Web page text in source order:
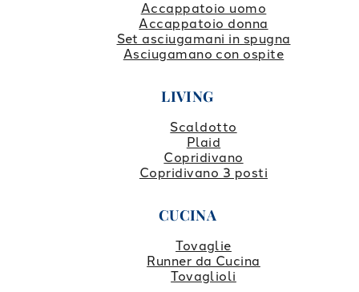
Accappatoio uomo
Accappatoio donna
Set asciugamani in spugna
Asciugamano con ospite
LIVING
Scaldotto
Plaid
Copridivano
Copridivano 3 posti
CUCINA
Tovaglie
Runner da Cucina
Tovaglioli